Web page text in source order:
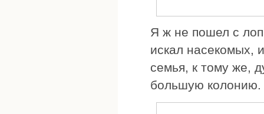
Я ж не пошел с
искал насекомых,
семья, к тому же,
большую колонию.